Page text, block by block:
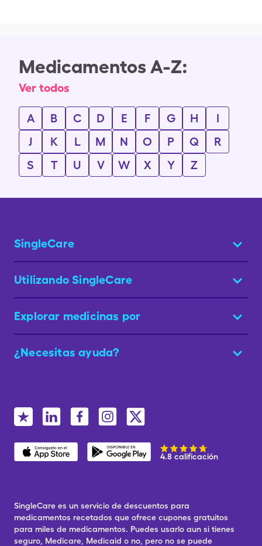
Medicamentos A-Z:
Ver todos
A B C D E F G H
I
J
K L M N O P Q
R
S
T U V W X Y Z
SingleCare
Utilizando SingleCare
Explorar medicinas por
¿Necesitas ayuda?
4.8 calificación
SingleCare es un servicio de descuentos para
medicamentos recetados que ofrece cupones gratuitos
para miles de medicamentos. Puedes usarlo aun si tienes
seguro, Medicare, Medicaid o no, pero no se puede